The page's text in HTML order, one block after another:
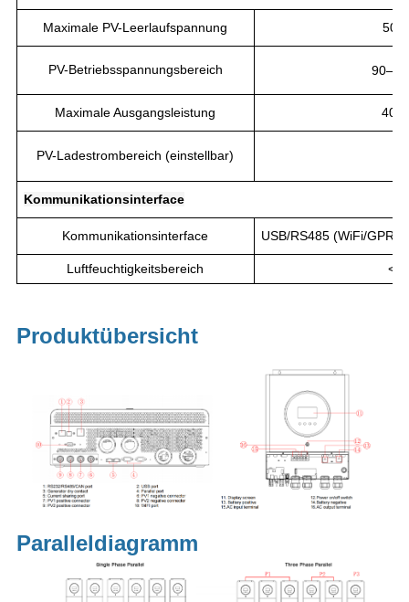
Maximale PV-Leerlaufspannung 500
PV-Betriebsspannungsbereich
Maximale Ausgangsleistung
PV-Ladestrombereich (einstellbar)
Kommunikationsinterface
Kommunikationsinterface USB/RS485 (WiFi/
Luftfeuchtigkeitsbereich
Produktübersicht
Paralleldiagramm